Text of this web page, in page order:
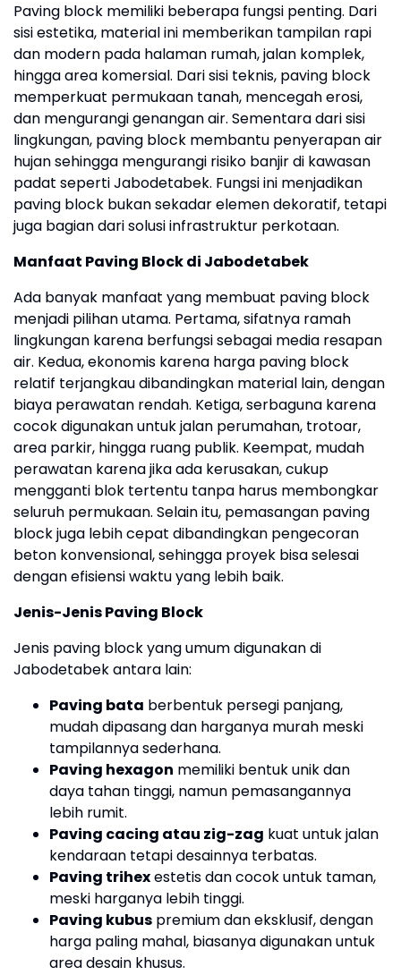
Paving block memiliki beberapa fungsi penting. Dari
sisi estetika, material ini memberikan tampilan rapi
dan modern pada halaman rumah, jalan komplek,
hingga area komersial. Dari sisi teknis, paving block
memperkuat permukaan tanah, mencegah erosi,
dan mengurangi genangan air. Sementara dari sisi
lingkungan, paving block membantu penyerapan air
hujan sehingga mengurangi risiko banjir di kawasan
padat seperti Jabodetabek. Fungsi ini menjadikan
paving block bukan sekadar elemen dekoratif, tetapi
juga bagian dari solusi infrastruktur perkotaan.
Manfaat Paving Block di Jabodetabek
Ada banyak manfaat yang membuat paving block
menjadi pilihan utama. Pertama, sifatnya ramah
lingkungan karena berfungsi sebagai media resapan
air. Kedua, ekonomis karena harga paving block
relatif terjangkau dibandingkan material lain, dengan
biaya perawatan rendah. Ketiga, serbaguna karena
cocok digunakan untuk jalan perumahan, trotoar,
area parkir, hingga ruang publik. Keempat, mudah
perawatan karena jika ada kerusakan, cukup
mengganti blok tertentu tanpa harus membongkar
seluruh permukaan. Selain itu, pemasangan paving
block juga lebih cepat dibandingkan pengecoran
beton konvensional, sehingga proyek bisa selesai
dengan efisiensi waktu yang lebih baik.
Jenis-Jenis Paving Block
Jenis paving block yang umum digunakan di
Jabodetabek antara lain:
Paving bata berbentuk persegi panjang,
mudah dipasang dan harganya murah meski
tampilannya sederhana.
Paving hexagon memiliki bentuk unik dan
daya tahan tinggi, namun pemasangannya
lebih rumit.
Paving cacing atau zig-zag kuat untuk jalan
kendaraan tetapi desainnya terbatas.
Paving trihexestetis dan cocok untuk taman,
meski harganya lebih tinggi.
Paving kubus premium dan eksklusif, dengan
harga paling mahal, biasanya digunakan untuk
area desain khusus.